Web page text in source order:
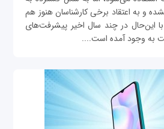
و به اعتقاد برخی کارشناسان هنوز هم
با این‌حال در چند سال اخیر پیشرفت‌های
به وجود آمده است....